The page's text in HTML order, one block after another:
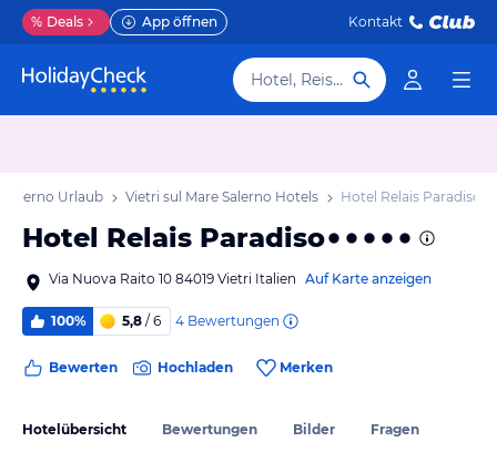
% Deals App öffnen Kontakt
Hotel, Reiseziel
Salerno Urlaub Vietri sul Mare Salerno Hotels Hotel Relais Paradiso
Hotel Relais Paradiso
Via Nuova Raito 10 84019 Vietri Italien Auf Karte anzeigen
100% 5,8 / 6 4 Bewertungen
Bewerten Hochladen Merken
Hotelübersicht Bewertungen Bilder Fragen